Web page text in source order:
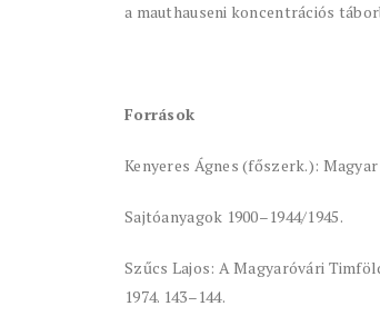
a mauthauseni koncentrációs
Források
Kenyeres Ágnes (főszerk.):
Sajtóanyagok 1900–1944/1945.
Szűcs Lajos: A Magyaróvári
1974. 143–144.